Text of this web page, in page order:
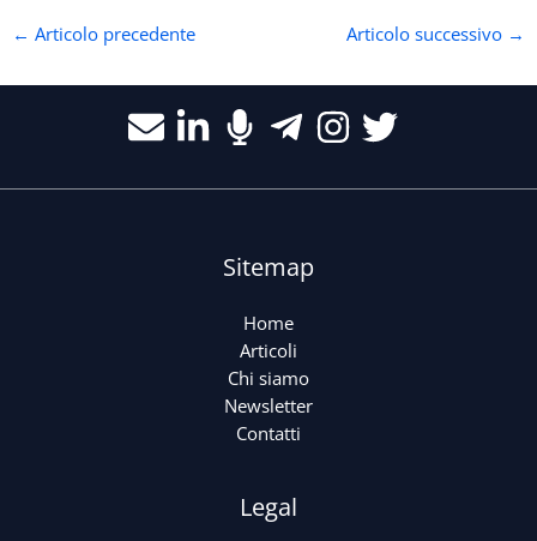
← Articolo precedente Articolo successivo →
Sitemap
Home
Articoli
Chi siamo
Newsletter
Contatti
Legal